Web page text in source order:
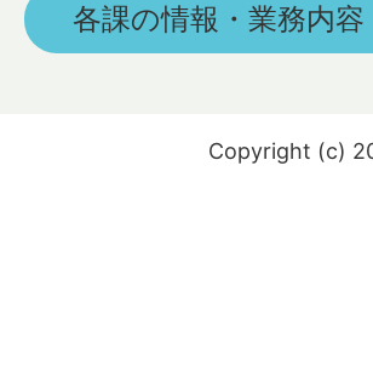
各課の情報・業務内容
Copyright (c)